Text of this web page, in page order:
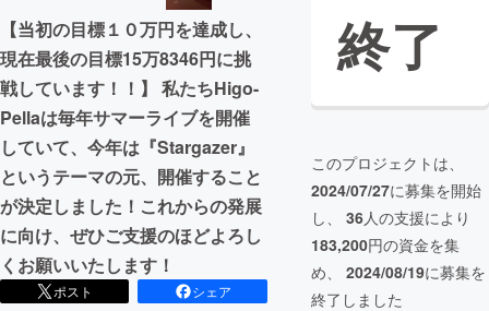
【当初の目標１０万円を達成し、
現在最後の目標15万8346円に挑
戦しています！！】 私たちHigo-
Pellaは毎年サマーライブを開催
していて、今年は『Stargazer』
というテーマの元、開催すること
が決定しました！これからの発展
に向け、ぜひご支援のほどよろし
くお願いいたします！
ポスト
シェア
終了
このプロジェクトは、
2024/07/27に募集を開始
し、 36人の支援により
183,200円の資金を集
め、 2024/08/19に募集を
終了しました